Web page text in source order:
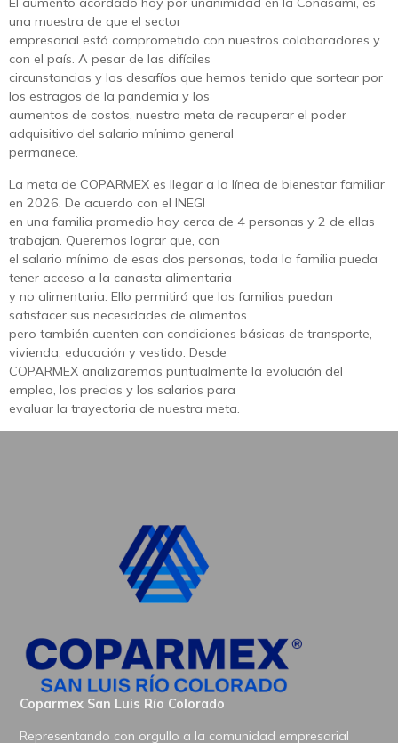
una muestra de que el sector
empresarial está comprometido con nuestros colaboradores y
con el país. A pesar de las difíciles
circunstancias y los desafíos que hemos tenido que sortear por
los estragos de la pandemia y los
aumentos de costos, nuestra meta de recuperar el poder
adquisitivo del salario mínimo general
permanece.
La meta de COPARMEX es llegar a la línea de bienestar familiar
en 2026. De acuerdo con el INEGI
en una familia promedio hay cerca de 4 personas y 2 de ellas
trabajan. Queremos lograr que, con
el salario mínimo de esas dos personas, toda la familia pueda
tener acceso a la canasta alimentaria
y no alimentaria. Ello permitirá que las familias puedan
satisfacer sus necesidades de alimentos
pero también cuenten con condiciones básicas de transporte,
vivienda, educación y vestido. Desde
COPARMEX analizaremos puntualmente la evolución del
empleo, los precios y los salarios para
evaluar la trayectoria de nuestra meta.
Coparmex San Luis Río Colorado
Representando con orgullo a la comunidad empresarial